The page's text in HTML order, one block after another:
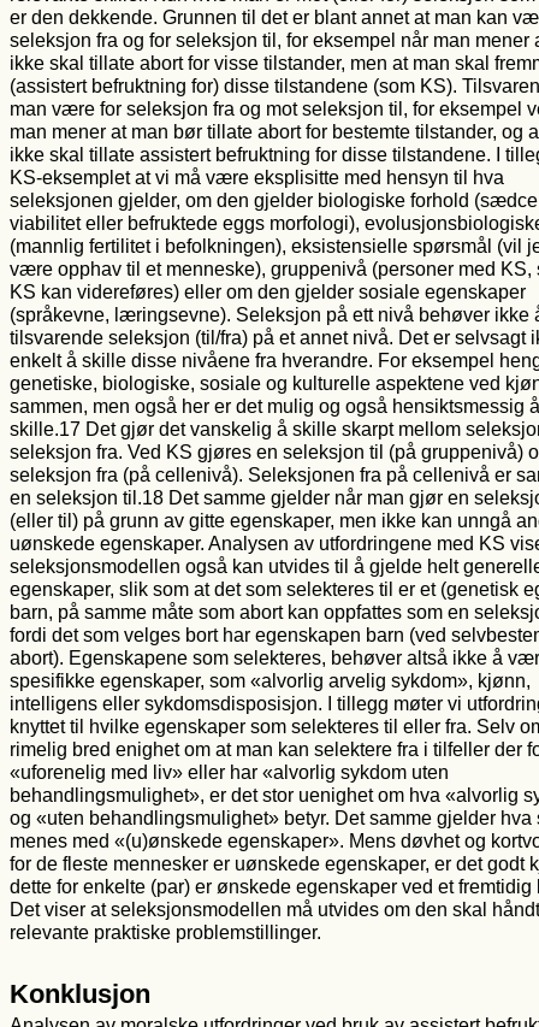
er den dekkende. Grunnen til det er blant annet at man kan
seleksjon fra og for seleksjon til, for eksempel når man mener
ikke skal tillate abort for visse tilstander, men at man skal
(assistert befruktning for) disse tilstandene (som KS).
man være for seleksjon fra og mot seleksjon til, for eksempel
man mener at man bør tillate abort for bestemte tilstander, og
ikke skal tillate assistert befruktning for disse tilstandene. I
KS-eksemplet at vi må være eksplisitte med hensyn til hva
seleksjonen gjelder, om den gjelder biologiske forhold
viabilitet eller befruktede eggs morfologi),
(mannlig fertilitet i befolkningen), eksistensielle spørsmål (vil
være opphav til et menneske), gruppenivå (personer med KS,
KS kan videreføres) eller om den gjelder sosiale egenskaper
(språkevne, læringsevne). Seleksjon på ett nivå behøver ikke
tilsvarende seleksjon (til/fra) på et annet nivå. Det er selvsagt
enkelt å skille disse nivåene fra hverandre. For eksempel
genetiske, biologiske, sosiale og kulturelle aspektene ved
sammen, men også her er det mulig og også hensiktsmessig å
skille.17 Det gjør det vanskelig å skille skarpt mellom
seleksjon fra. Ved KS gjøres en seleksjon til (på gruppenivå)
seleksjon fra (på cellenivå). Seleksjonen fra på cellenivå er
en seleksjon til.18 Det samme gjelder når man gjør en
(eller til) på grunn av gitte egenskaper, men ikke kan unngå
uønskede egenskaper. Analysen av utfordringene med KS
seleksjonsmodellen også kan utvides til å gjelde helt
egenskaper, slik som at det som selekteres til er et (genetisk
barn, på samme måte som abort kan oppfattes som en
fordi det som velges bort har egenskapen barn (ved
abort). Egenskapene som selekteres, behøver altså ikke å
spesifikke egenskaper, som «alvorlig arvelig sykdom», kjønn,
intelligens eller sykdomsdisposisjon. I tillegg møter vi
knyttet til hvilke egenskaper som selekteres til eller fra. Selv
rimelig bred enighet om at man kan selektere fra i tilfeller der
«uforenelig med liv» eller har «alvorlig sykdom uten
behandlingsmulighet», er det stor uenighet om hva «alvorlig
og «uten behandlingsmulighet» betyr. Det samme gjelder hva
menes med «(u)ønskede egenskaper». Mens døvhet og
for de fleste mennesker er uønskede egenskaper, er det godt
dette for enkelte (par) er ønskede egenskaper ved et fremtidig
Det viser at seleksjonsmodellen må utvides om den skal
relevante praktiske problemstillinger.
Konklusjon